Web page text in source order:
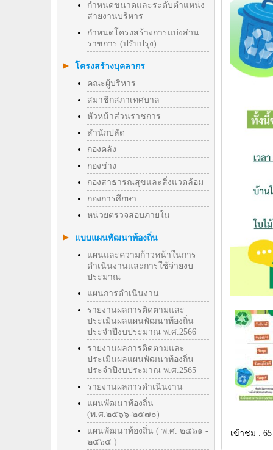
กำหนดขนาดและระดับตำแหน่ง
สายงานบริหาร
กำหนดโครงสร้างการแบ่งส่วน
ราชการ (ปรับปรุง)
โครงสร้างบุคลากร
คณะผู้บริหาร
สมาชิกสภาเทศบาล
หัวหน้าส่วนราชการ
สำนักปลัด
กองคลัง
กองช่าง
กองสาธารณสุขและสิ่งแวดล้อม
กองการศึกษา
หน่วยตรวจสอบภายใน
แบบแผนพัฒนาท้องถิ่น
แผนและความก้าวหน้าในการ
ดำเนินงานและการใช้จ่ายงบ
ประมาณ
แผนการดำเนินงาน
รายงานผลการติดตามและ
ประเมินผลแผนพัฒนาท้องถิ่น
ประจำปีงบประมาณ พ.ศ.2566
รายงานผลการติดตามและ
ประเมินผลแผนพัฒนาท้องถิ่น
ประจำปีงบประมาณ พ.ศ.2565
รายงานผลการดำเนินงาน
แผนพัฒนาท้องถิ่น
(พ.ศ.๒๕๖๖-๒๕๗๐)
แผนพัฒนาท้องถิ่น ( พ.ศ. ๒๕๖๑ -
๒๕๖๕ )
เข้าชม : 65